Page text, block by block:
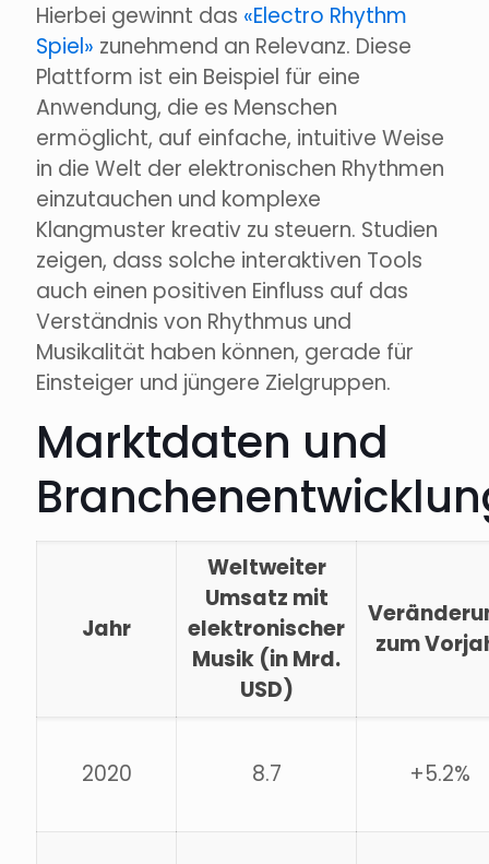
Hierbei gewinnt das «Electro Rhythm
Spiel» zunehmend an Relevanz. Diese
Plattform ist ein Beispiel für eine
Anwendung, die es Menschen
ermöglicht, auf einfache, intuitive Weise
in die Welt der elektronischen Rhythmen
einzutauchen und komplexe
Klangmuster kreativ zu steuern. Studien
zeigen, dass solche interaktiven Tools
auch einen positiven Einfluss auf das
Verständnis von Rhythmus und
Musikalität haben können, gerade für
Einsteiger und jüngere Zielgruppen.
Marktdaten und
Jahr
Weltweiter
Umsatz mit
elektronischer
Musik (in Mrd.
USD)
zum
2020 8.7 +5.2%